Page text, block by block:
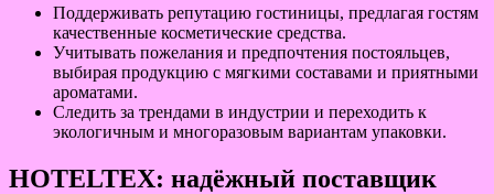
Поддерживать репутацию гостиницы, предлагая гостям
качественные косметические средства.
Учитывать пожелания и предпочтения постояльцев,
выбирая продукцию с мягкими составами и приятными
ароматами.
Следить за трендами в индустрии и переходить к
экологичным и многоразовым вариантам упаковки.
HOTELTEX: надёжный поставщик